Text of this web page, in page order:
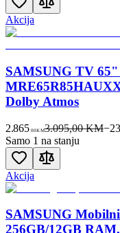
Akcija
SAMSUNG TV
Dolby Atmos
2.865 00KM3.095,00 KM−
Samo 1 na stanju
Akcija
SAMSUNG
256GB/12GB